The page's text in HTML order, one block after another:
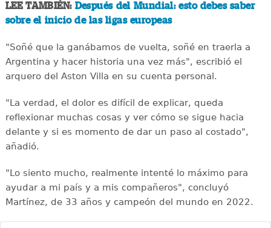
LEE TAMBIÉN: Después del Mundial: esto debes saber
sobre el inicio de las ligas europeas
"Soñé que la ganábamos de vuelta, soñé en traerla a
Argentina y hacer historia una vez más", escribió el
arquero del Aston Villa en su cuenta personal.
"La verdad, el dolor es difícil de explicar, queda
reflexionar muchas cosas y ver cómo se sigue hacia
delante y si es momento de dar un paso al costado",
añadió.
"Lo siento mucho, realmente intenté lo máximo para
ayudar a mi país y a mis compañeros", concluyó
Martínez, de 33 años y campeón del mundo en 2022.